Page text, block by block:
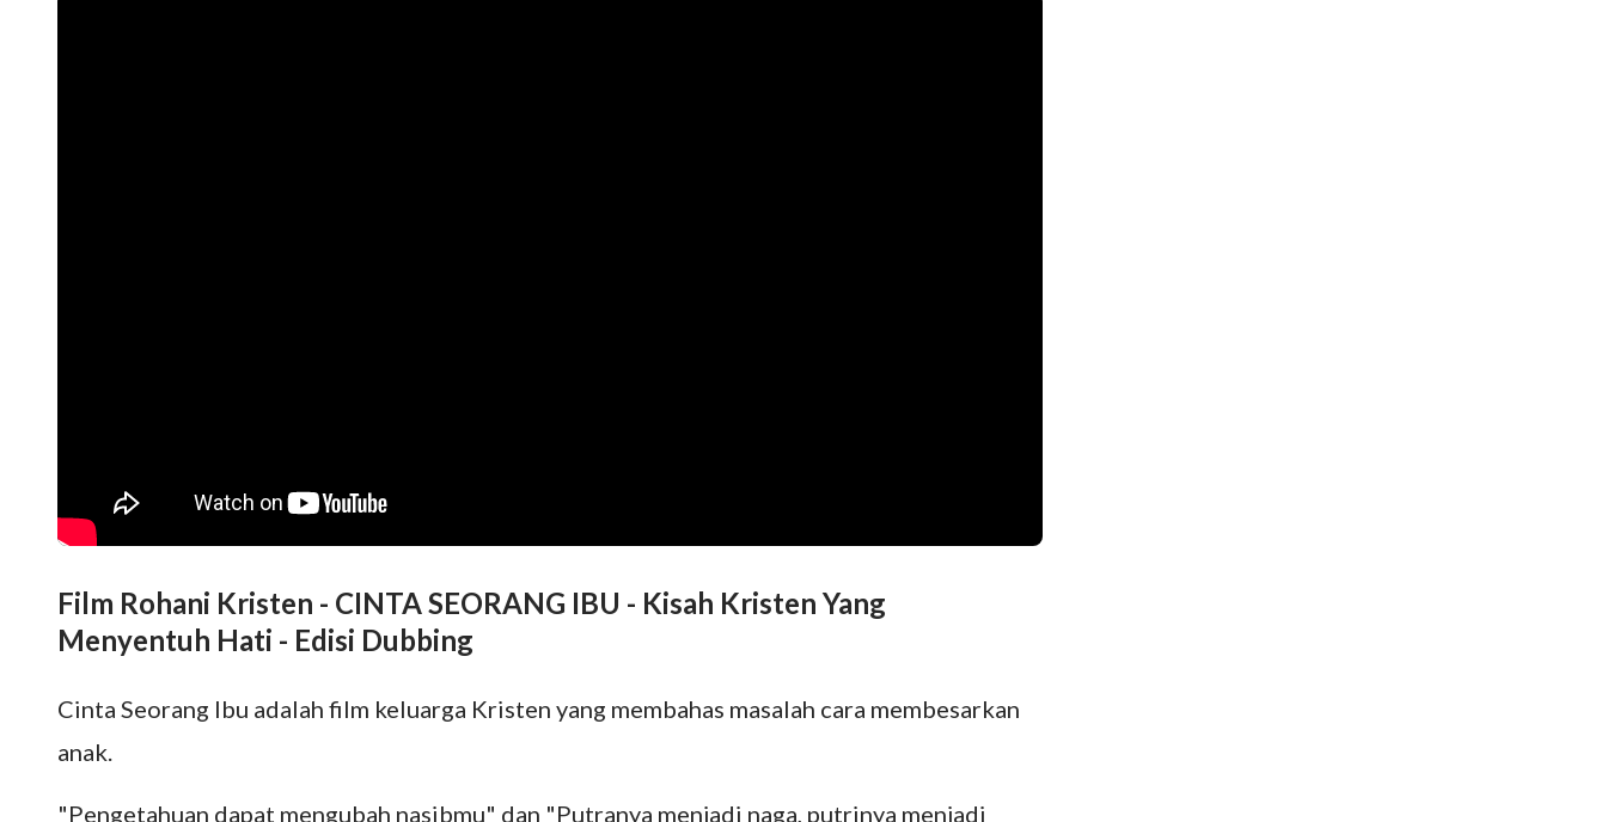
Film Rohani Kristen - CINTA SEORANG IBU - Kisah Kristen Yang
Menyentuh Hati - Edisi Dubbing
Cinta Seorang Ibu adalah film keluarga Kristen yang membahas masalah cara membesarkan
anak.
"Pengetahuan dapat mengubah nasibmu" dan "Putranya menjadi naga, putrinya menjadi